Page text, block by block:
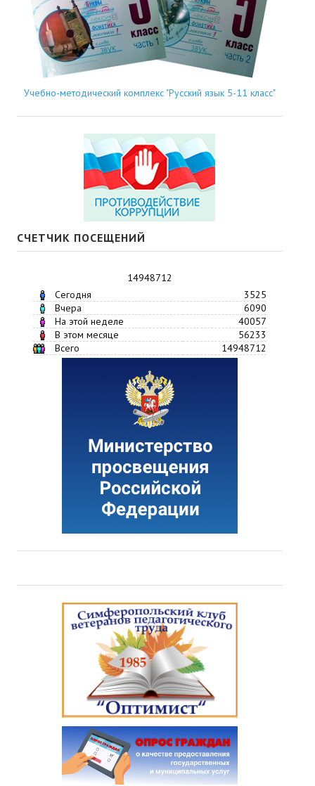
Учебно-методический комплекс "Русский язык 5-11 класс"
СЧЕТЧИК ПОСЕЩЕНИЙ
14948712
Сегодня
3525
Вчера
6090
На этой неделе
40057
В этом месяце
56233
Всего
14948712